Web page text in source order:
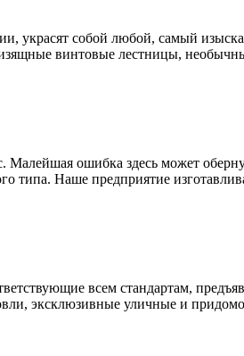
украсят собой любой, самый
винтовые лестницы,
Малейшая ошибка здесь может
Наше предприятие
всем стандартам,
эксклюзивные уличные и